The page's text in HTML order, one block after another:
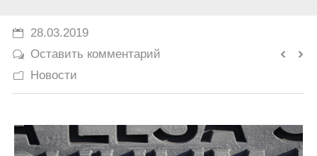
28.03.2019
Оставить комментарий
Новости